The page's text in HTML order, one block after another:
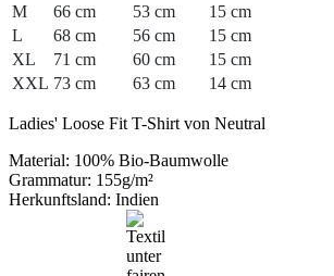
M
66 cm 53 cm
15 cm
L
68 cm 56 cm
15 cm
XL
71 cm 60 cm
15 cm
XXL 73 cm 63 cm 14 cm
Ladies' Loose Fit T-Shirt von Neutral
Material: 100% Bio-Baumwolle
Grammatur: 155g/m²
Herkunftsland: Indien